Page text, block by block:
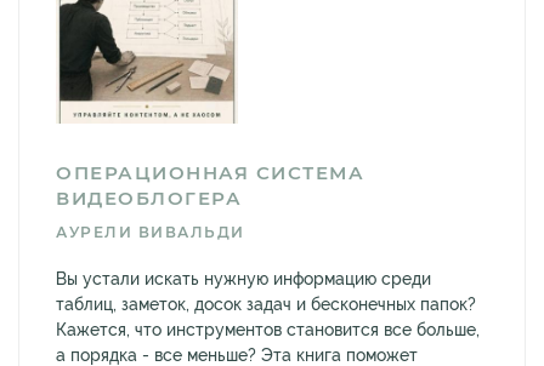
ОПЕРАЦИОННАЯ СИСТЕМА
ВИДЕОБЛОГЕРА
АУРЕЛИ ВИВАЛЬДИ
Вы устали искать нужную информацию среди
таблиц, заметок, досок задач и бесконечных папок?
Кажется, что инструментов становится все больше,
а порядка - все меньше? Эта книга поможет